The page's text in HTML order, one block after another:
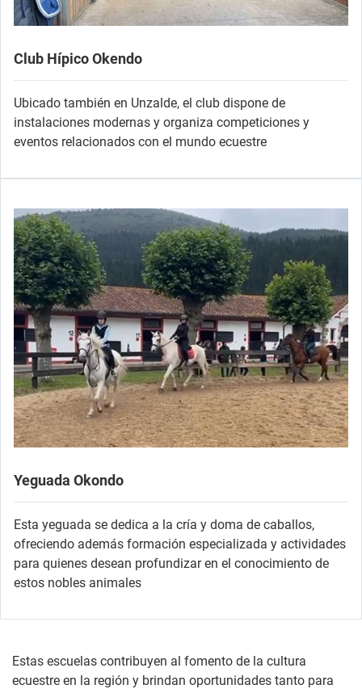
Club Hípico Okendo
Ubicado también en Unzalde, el club dispone de
instalaciones modernas y organiza competiciones y
eventos relacionados con el mundo ecuestre
Yeguada Okondo
Esta yeguada se dedica a la cría y doma de caballos,
ofreciendo además formación especializada y actividades
para quienes desean profundizar en el conocimiento de
estos nobles animales
Estas escuelas contribuyen al fomento de la cultura
ecuestre en la región y brindan oportunidades tanto para